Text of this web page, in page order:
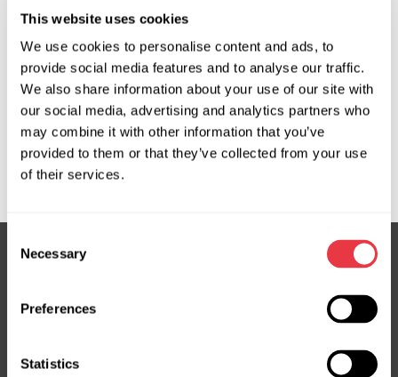
This website uses cookies
We use cookies to personalise content and ads, to
provide social media features and to analyse our traffic.
We also share information about your use of our site with
our social media, advertising and analytics partners who
may combine it with other information that you’ve
provided to them or that they’ve collected from your use
of their services.
Selection
Necessary
Preferences
Statistics
Zapytaj o cenę
OEM
MS1001818D, 0424001150, 0424001560, 09D02500,
424001560, ES6323609, EVAC0095R
Subskrybuj nasz newsletter
Subskrybuj